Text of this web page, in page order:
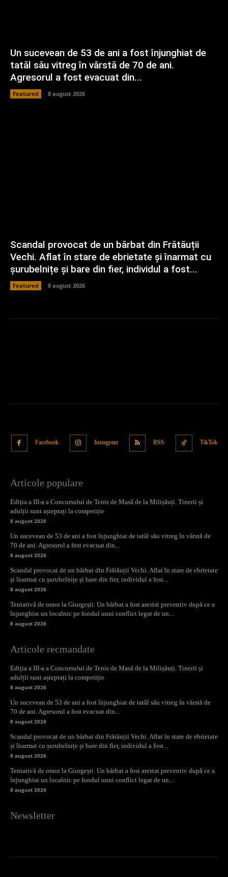
Un sucevean de 53 de ani a fost înjunghiat de
tatăl său vitreg în vârstă de 70 de ani.
Agresorul a fost evacuat din...
Featured 8 august 2026
Scandal provocat de un bărbat din Frătăuții
Vechi. Aflat în stare de ebrietate și înarmat cu
șurubelnițe și bare din fier, individul a fost...
Featured 8 august 2026
Facebook Instagram RSS TikTok
Articole populare
Ediția a III-a a Concursului de Tenis de Masă de la Milișăuți. Tinerii și
adulții sunt așteptați la competiție
8 august 2026
Un sucevean de 53 de ani a fost înjunghiat de tatăl său vitreg în vârstă de
70 de ani. Agresorul a fost evacuat din...
8 august 2026
Scandal provocat de un bărbat din Frătăuții Vechi. Aflat în stare de ebrietate
și înarmat cu șurubelnițe și bare din fier, individul a fost...
8 august 2026
Tentativă de omor la Giurgești. Un bărbat a fost arestat preventiv după ce a
înjunghiat un localnic pe fondul unui conflict legat de un...
8 august 2026
Articole recmandate
Ediția a III-a a Concursului de Tenis de Masă de la Milișăuți. Tinerii și
adulții sunt așteptați la competiție
8 august 2026
Un sucevean de 53 de ani a fost înjunghiat de tatăl său vitreg în vârstă de
70 de ani. Agresorul a fost evacuat din...
8 august 2026
Scandal provocat de un bărbat din Frătăuții Vechi. Aflat în stare de ebrietate
și înarmat cu șurubelnițe și bare din fier, individul a fost...
8 august 2026
Tentativă de omor la Giurgești. Un bărbat a fost arestat preventiv după ce a
înjunghiat un localnic pe fondul unui conflict legat de un...
8 august 2026
Newsletter